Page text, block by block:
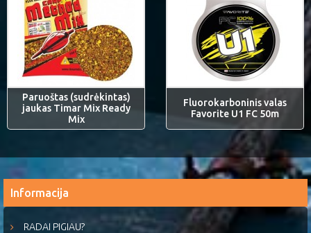
Paruoštas (sudrėkintas)
jaukas Timar Mix Ready
Mix
Fluorokarboninis valas
Favorite U1 FC 50m
Informacija
RADAI PIGIAU?